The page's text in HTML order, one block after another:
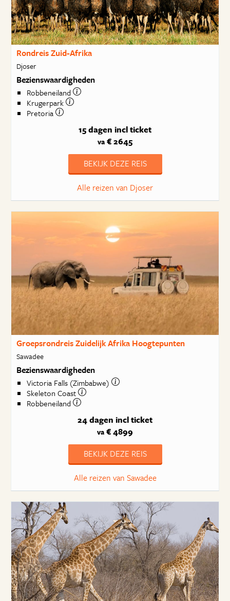
Rondreis Zuid-Afrika
Djoser
Bezienswaardigheden
Robbeneiland
Krugerpark
Pretoria
15 dagen incl ticket
va € 2645
BEKIJK DEZE REIS
Alle reizen van Djoser
Groepsrondreis Zuidelijk Afrika Hoogtepunten
Sawadee
Bezienswaardigheden
Victoria Falls (Zimbabwe)
Skeleton Coast
Robbeneiland
24 dagen incl ticket
va € 4899
BEKIJK DEZE REIS
Alle reizen van Sawadee